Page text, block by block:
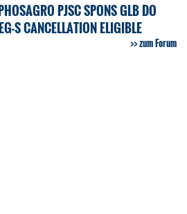
PJSC SPONS GLB DO
S CANCELLATION ELIGIBLE
zum Forum